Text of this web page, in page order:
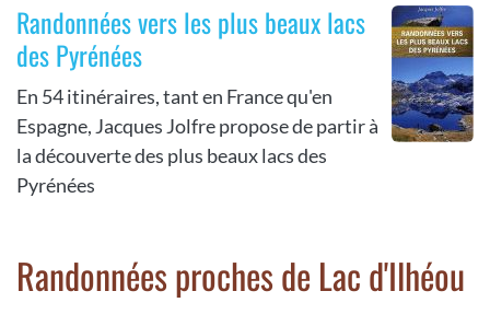
Randonnées vers les plus beaux lacs
des Pyrénées
En 54 itinéraires, tant en France qu'en
Espagne, Jacques Jolfre propose de partir à
la découverte des plus beaux lacs des
Pyrénées
Randonnées proches de Lac d'Ilhéou